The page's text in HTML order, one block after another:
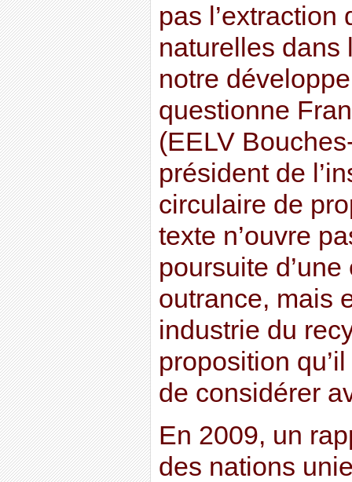
pas l’extraction
naturelles dans
notre
questionne
(EELV
président de
circulaire de
texte n’ouvre
poursuite
outrance, mais
industrie du
proposition
de considérer
En 2009, un
des nations